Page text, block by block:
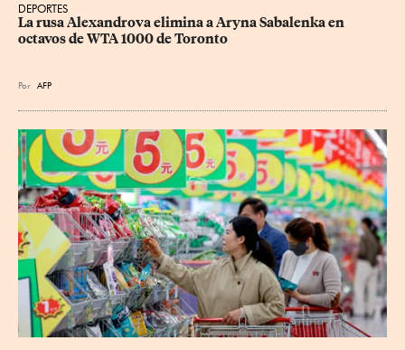
DEPORTES
La rusa Alexandrova elimina a Aryna Sabalenka en
octavos de WTA 1000 de Toronto
Por AFP